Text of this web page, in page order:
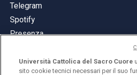
Telegram
Spotify
Presenza
Università Cattolica del Sacro Cuore
sito cookie tecnici necessari per il suo